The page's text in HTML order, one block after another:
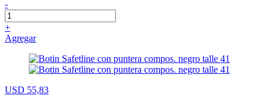
-
+
Agregar
USD 55,83